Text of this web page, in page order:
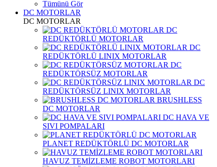
Tümünü Gör
DC MOTORLAR
DC MOTORLAR
DC
REDÜKTÖRLÜ MOTORLAR
DC
REDÜKTÖRLÜ LINIX MOTORLAR
DC
REDÜKTÖRSÜZ MOTORLAR
DC
REDÜKTÖRSÜZ LINIX MOTORLAR
BRUSHLESS
DC MOTORLAR
DC HAVA VE
SIVI POMPALARI
PLANET REDÜKTÖRLÜ DC MOTORLAR
HAVUZ TEMİZLEME ROBOT MOTORLARI